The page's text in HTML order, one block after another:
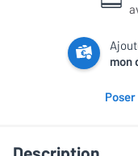
mon
Description